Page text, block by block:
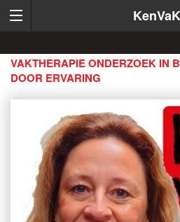
KenVaK
VAKTHERAPIE ONDERZOEK IN
DOOR ERVARING